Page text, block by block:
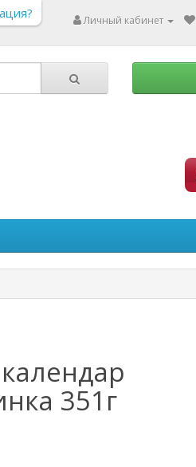
Личный кабинет
351г